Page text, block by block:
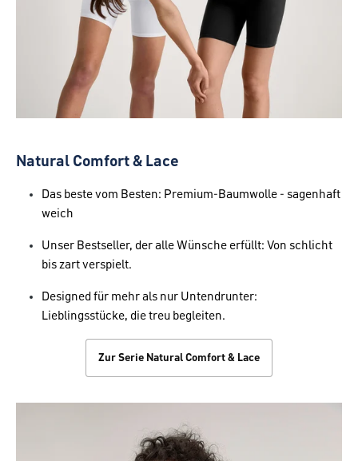
Natural Comfort & Lace
Das beste vom Besten: Premium-Baumwolle - sagenhaft
weich
Unser Bestseller, der alle Wünsche erfüllt: Von schlicht
bis zart verspielt.
Designed für mehr als nur Untendrunter:
Lieblingsstücke, die treu begleiten.
Zur Serie Natural Comfort & Lace